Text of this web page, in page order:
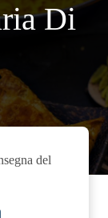
Di
del